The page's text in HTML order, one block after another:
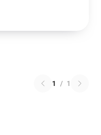
1 / 1